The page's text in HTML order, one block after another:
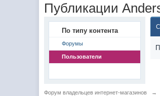
Публикации
По типу контента
Форумы
Пользователи
Форум владельцев интернет-магазинов →